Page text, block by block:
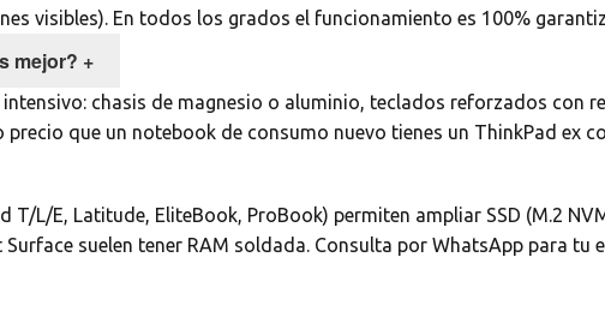
visibles). En todos los grados el funcionamiento es 100%
mejor? +
chasis de magnesio o aluminio, teclados reforzados con
que un notebook de consumo nuevo tienes un ThinkPad ex
L/E, Latitude, EliteBook, ProBook) permiten ampliar SSD (M.2
suelen tener RAM soldada. Consulta por WhatsApp para tu